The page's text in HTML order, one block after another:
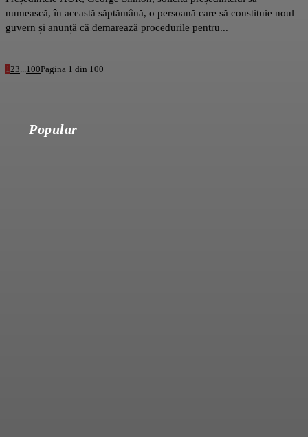
numească, în această săptămână, o persoană care să constituie noul
guvern și anunță că demarează procedurile pentru...
1 23 100Pagina 1 din 100
Popular